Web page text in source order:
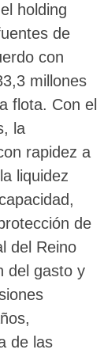
holding
de
con
millones
flota. Con el
la
rapidez a
liquidez
de
del Reino
del gasto y
de las